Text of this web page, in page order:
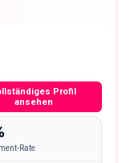
Profil
ansehen
Rate